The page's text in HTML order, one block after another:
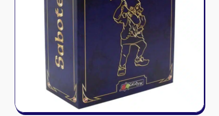
Naruto Mythos
Tapis de jeu